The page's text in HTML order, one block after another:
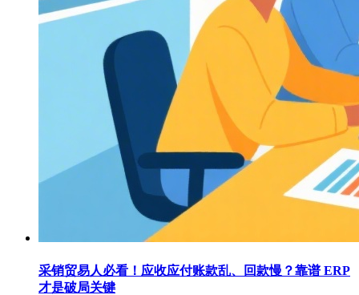
采销贸易人必看！应收应付账款乱、回款慢？靠谱 ERP
才是破局关键